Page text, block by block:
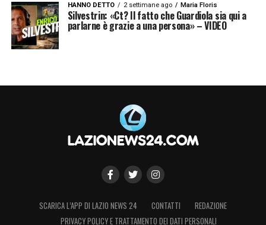
HANNO DETTO 2 settimane ago Maria Floris
Silvestrin: «Ct? Il fatto che Guardiola sia qui a
parlarne è grazie a una persona» – VIDEO
SCARICA L’APP DI LAZIO NEWS 24 CONTATTI
REDAZIONE
PRIVACY POLICY E TRATTAMENTO DEI DATI PERSONALI